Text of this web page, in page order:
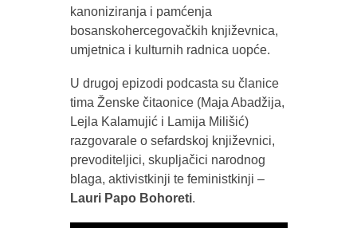
kanoniziranja i pamćenja
bosanskohercegovačkih književnica,
umjetnica i kulturnih radnica uopće.
U drugoj epizodi podcasta su članice
tima Ženske čitaonice (Maja Abadžija,
Lejla Kalamujić i Lamija Milišić)
razgovarale o sefardskoj književnici,
prevoditeljici, skupljačici narodnog
blaga, aktivistkinji te feministkinji –
Lauri Papo Bohoreti.